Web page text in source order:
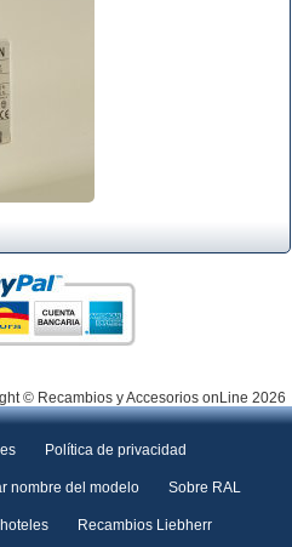
© Recambios y Accesorios onLine 2026
Política de privacidad
nombre del modelo Sobre RAL
Recambios Liebherr